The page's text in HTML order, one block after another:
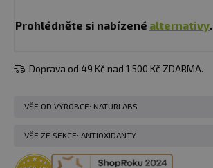
Prohlédněte si nabízené alternativy.
Doprava od 49 Kč nad 1 500 Kč ZDARMA.
VŠE OD VÝROBCE: NATURLABS
VŠE ZE SEKCE: ANTIOXIDANTY